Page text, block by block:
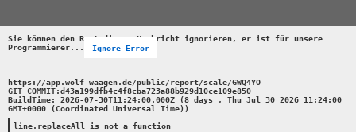
Sie können den Rest dieser Nachricht ignorieren, er ist für unsere
Programmierer...
Ignore Error
https://app.wolf-waagen.de/public/report/scale/GWQ4YO
GIT_COMMIT:d43a199dfb4c4f8cba723a88b929d10ce109e850
BuildTime: 2026-07-30T11:24:00.000Z (8 days , Thu Jul 30 2026 11:24:00
GMT+0000 (Coordinated Universal Time))
line.replaceAll is not a function